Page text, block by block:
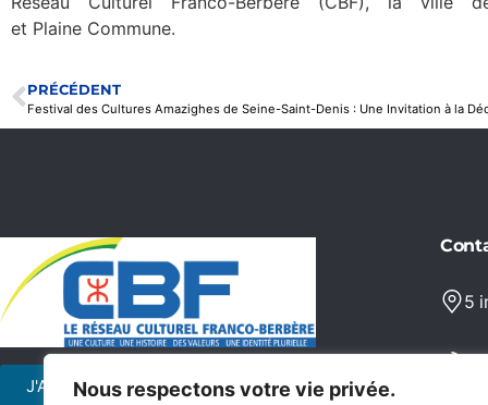
Nous respectons votre vie privée.
et Plaine Commune.
PRÉCÉDENT
J'ADHÈRE JE FAIS UN
5